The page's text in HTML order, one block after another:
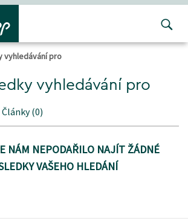
vyhledávání pro
vyhledávání pro
Články(0)
NÁM NEPODAŘILO NAJÍT ŽÁDNÉ
VAŠEHO HLEDÁNÍ